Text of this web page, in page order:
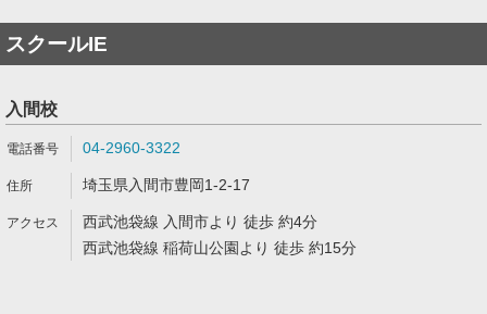
スクールIE
入間校
04-2960-3322
埼玉県入間市豊岡1-2-17
西武池袋線 入間市より 徒歩 約4分
西武池袋線 稲荷山公園より 徒歩 約15分